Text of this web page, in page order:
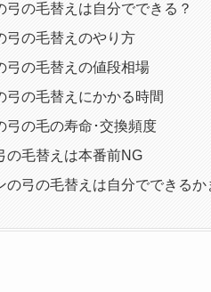
弓の毛替えは自分でできる？
弓の毛替えのやり方
弓の毛替えの値段相場
弓の毛替えにかかる時間
弓の毛の寿命･交換頻度
の毛替えは本番前NG
の弓の毛替えは自分でできるか